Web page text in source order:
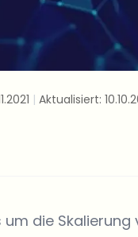
| Aktualisiert:
die